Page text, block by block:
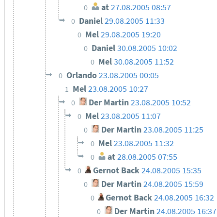
0 at27.08.2005 08:57
0 Daniel29.08.2005 11:33
0 Mel29.08.2005 19:20
0 Daniel30.08.2005 10:02
0 Mel30.08.2005 11:52
0 Orlando23.08.2005 00:05
1 Mel23.08.2005 10:27
0 Der Martin23.08.2005 10:52
0 Mel23.08.2005 11:07
0 Der Martin23.08.2005 11:25
0 Mel23.08.2005 11:32
0 at28.08.2005 07:55
0 Gernot Back24.08.2005 15:35
0 Der Martin24.08.2005 15:59
0 Gernot Back24.08.2005 16:32
0 Der Martin 24.08.2005 16:37